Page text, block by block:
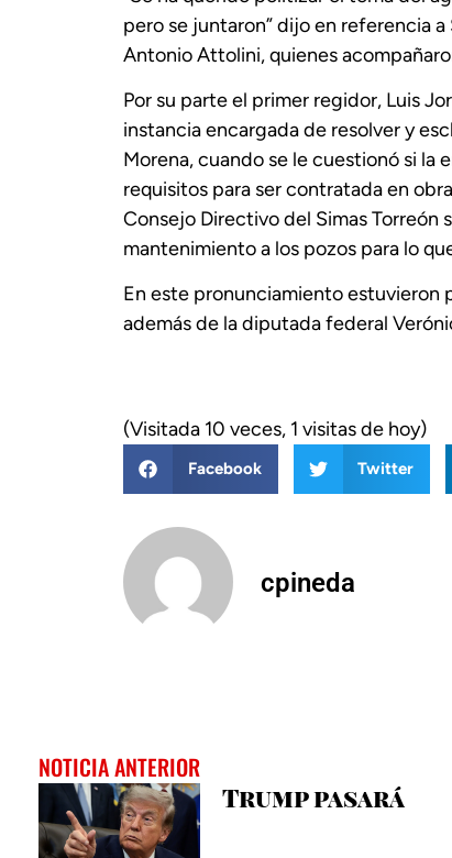
pero se juntaron” dijo en referencia
Antonio Attolini, quienes
Por su parte el primer regidor, Luis
instancia encargada de resolver y
Morena, cuando se le cuestionó si la
requisitos para ser contratada en
Consejo Directivo del Simas Torreón
mantenimiento a los pozos para lo
En este pronunciamiento estuvieron
además de la diputada federal
(Visitada 10 veces, 1 visitas de hoy)
Facebook Twitter
cpineda
NOTICIA ANTERIOR
Trump pasará